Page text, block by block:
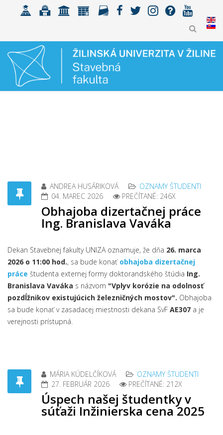
ANDREA HUSÁRIKOVÁ
OZNAMY ŠTUDENTI
04. MAREC 2026
PREČÍTANÉ: 246X
Obhajoba dizertačnej práce
Ing. Branislava Vaváka
Dekan Stavebnej fakulty UNIZA oznamuje, že dňa 26. marca
2026 o 11:00 hod., sa bude konať obhajoba dizertačnej
práce študenta externej formy doktorandského štúdia Ing.
Branislava Vaváka s názvom "Vplyv korózie na odolnosť
pozdĺžnikov existujúcich železničných mostov". Obhajoba
sa bude konať v zasadacej miestnosti dekana SvF AE307 a je
verejnosti prístupná.
MÁRIA KÚDELČÍKOVÁ
OZNAMY ŠTUDENTI
27. FEBRUÁR 2026
PREČÍTANÉ: 212X
Úspech našej študentky v
súťaži Inžinierska cena 2025